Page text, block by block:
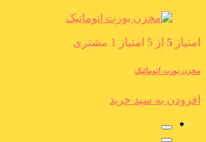
امتیاز 5 از 5 امتیاز 1 مشتری
مخزن بورت اتوماتیک
افزودن به سبد خرید